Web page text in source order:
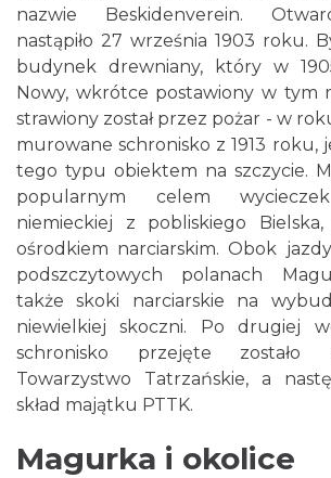
nazwie Beskidenverein.
nastąpiło 27 września 1903 roku.
budynek drewniany, który w
Nowy, wkrótce postawiony w tym
strawiony został przez pożar - w
murowane schronisko z 1913 roku,
tego typu obiektem na szczycie.
popularnym celem wycieczek
niemieckiej z pobliskiego
ośrodkiem narciarskim. Obok
podszczytowych polanach
także skoki narciarskie na
niewielkiej skoczni. Po drugiej
schronisko przejęte zostało
Towarzystwo Tatrzańskie, a
skład majątku PTTK.
Magurka i okolice